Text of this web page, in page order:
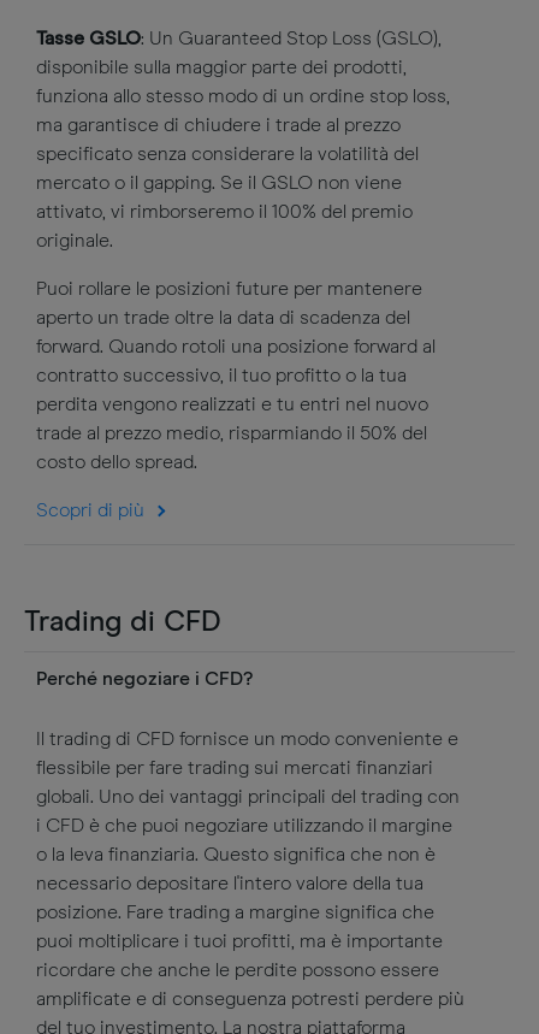
Tasse GSLO: Un Guaranteed Stop Loss (GSLO),
disponibile sulla maggior parte dei prodotti,
funziona allo stesso modo di un ordine stop loss,
ma garantisce di chiudere i trade al prezzo
specificato senza considerare la volatilità del
mercato o il gapping. Se il GSLO non viene
attivato, vi rimborseremo il 100% del premio
originale.
Puoi rollare le posizioni future per mantenere
aperto un trade oltre la data di scadenza del
forward. Quando rotoli una posizione forward al
contratto successivo, il tuo profitto o la tua
perdita vengono realizzati e tu entri nel nuovo
trade al prezzo medio, risparmiando il 50% del
costo dello spread.
Scopri di più
Trading di CFD
Perché negoziare i CFD?
Il trading di CFD fornisce un modo conveniente e
flessibile per fare trading sui mercati finanziari
globali. Uno dei vantaggi principali del trading con
i CFD è che puoi negoziare utilizzando il margine
o la leva finanziaria. Questo significa che non è
necessario depositare l'intero valore della tua
posizione. Fare trading a margine significa che
puoi moltiplicare i tuoi profitti, ma è importante
ricordare che anche le perdite possono essere
amplificate e di conseguenza potresti perdere più
del tuo investimento. La nostra piattaforma